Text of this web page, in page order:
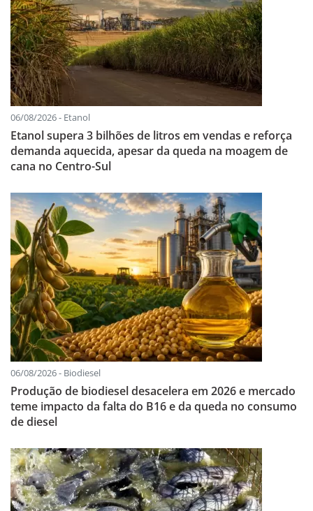
06/08/2026 - Etanol
Etanol supera 3 bilhões de litros em vendas e reforça
demanda aquecida, apesar da queda na moagem de
cana no Centro-Sul
06/08/2026 - Biodiesel
Produção de biodiesel desacelera em 2026 e mercado
teme impacto da falta do B16 e da queda no consumo
de diesel